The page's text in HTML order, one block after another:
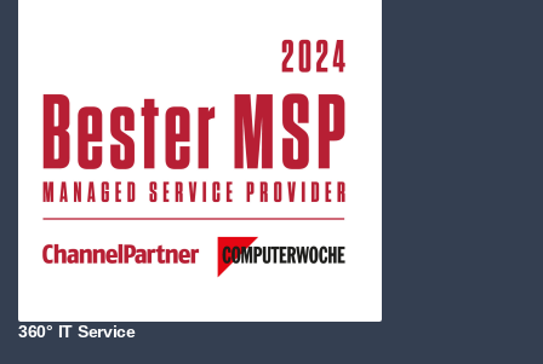
360° IT Service